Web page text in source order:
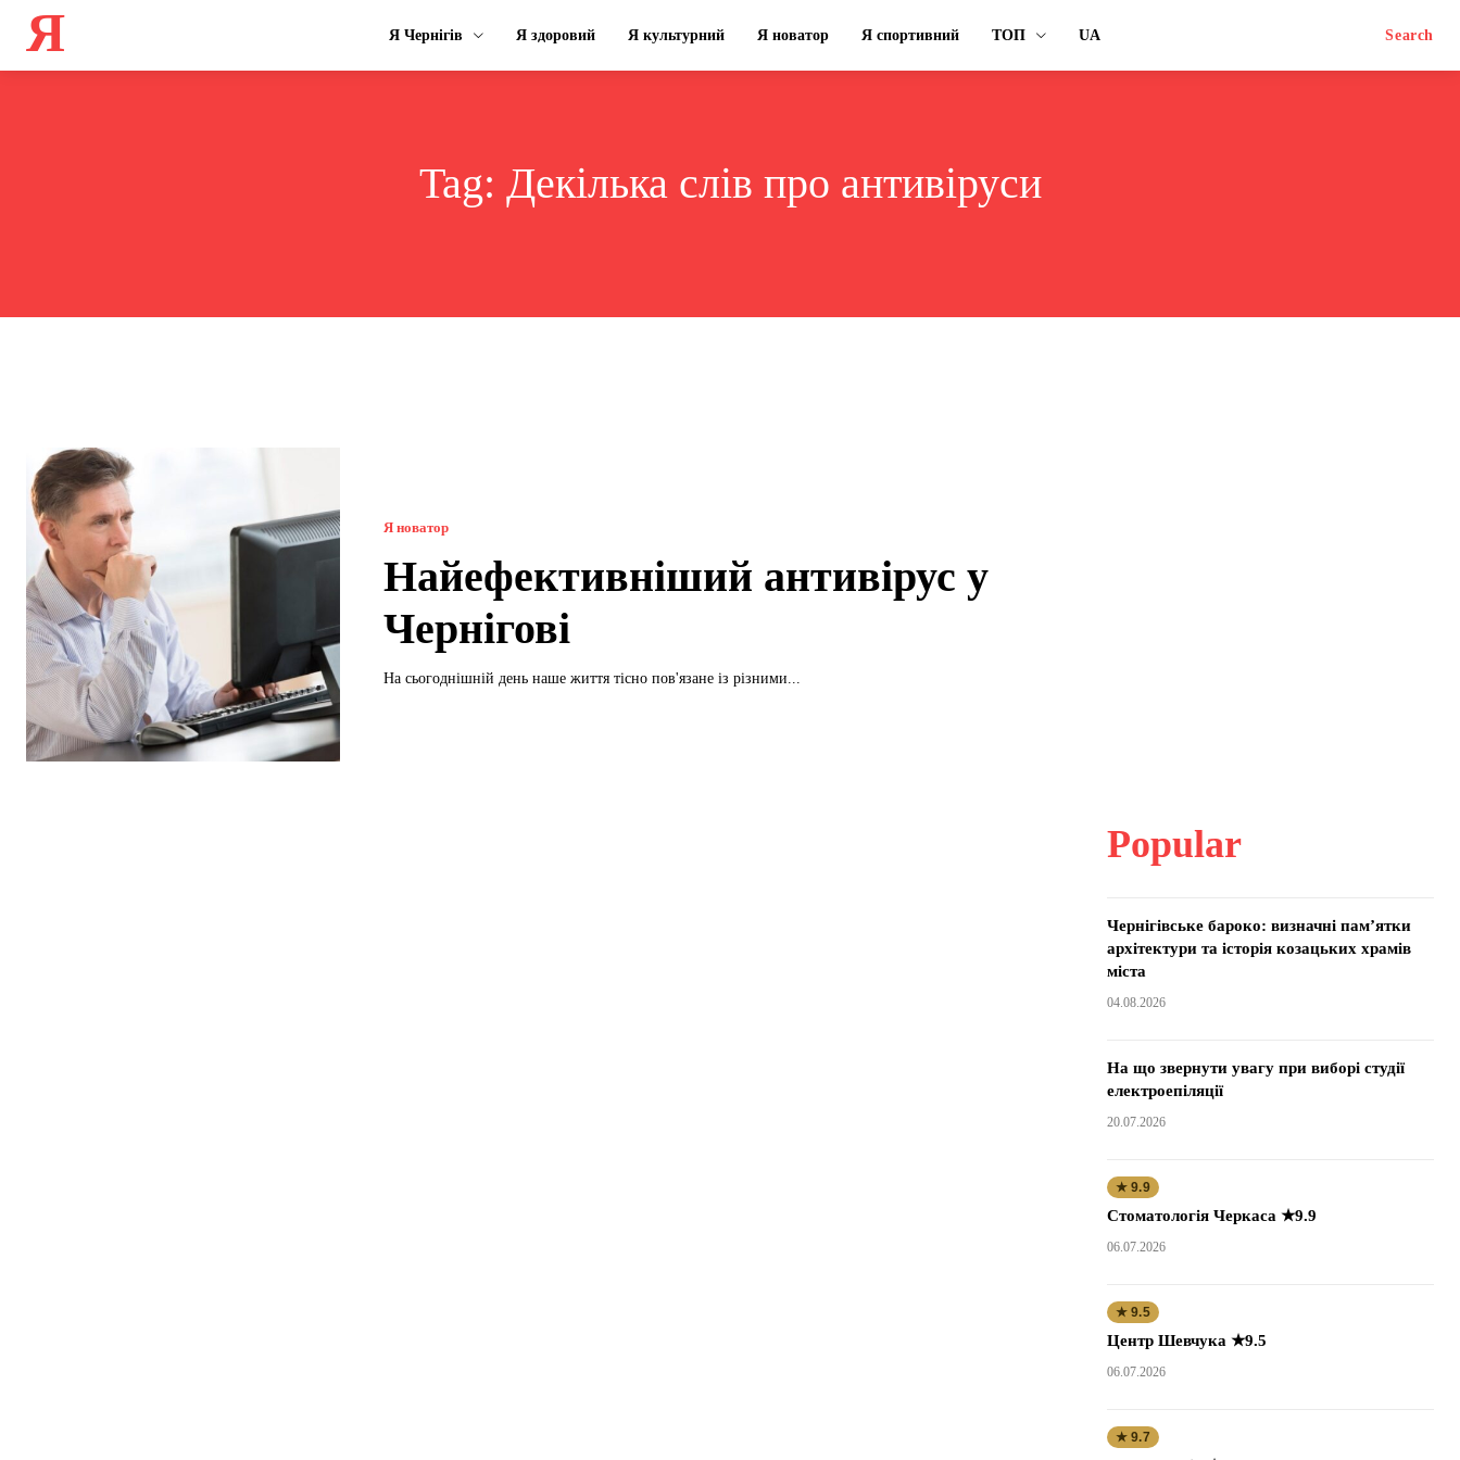
Я Я Чернігів Я здоровий Я культурний Я новатор Я спортивний ТОП UA Search
Tag: Декілька слів про антивіруси
Я новатор
Найефективніший антивірус у
Чернігові
На сьогоднішній день наше життя тісно пов'язане із різними...
Popular
Чернігівське бароко: визначні пам’ятки
архітектури та історія козацьких храмів
міста
04.08.2026
На що звернути увагу при виборі студії
електроепіляції
20.07.2026
★ 9.9
Стоматологія Черкаса ★9.9
06.07.2026
★ 9.5
Центр Шевчука ★9.5
06.07.2026
★ 9.7